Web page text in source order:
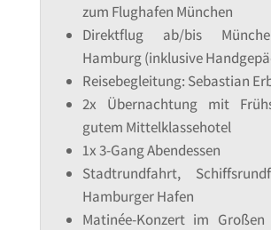
zum Flughafen München
Direktflug ab/bis
Hamburg (inklusive
Reisebegleitung: Sebastian
2x Übernachtung mit
gutem Mittelklassehotel
1x 3-Gang Abendessen
Stadtrundfahrt,
Hamburger Hafen
Matinée-Konzert im